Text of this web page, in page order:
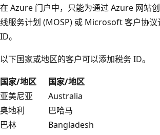
在 Azure 门户中，只能为通过 Azure 网站
线服务计划 (MOSP) 或 Microsoft 客户协议
ID。
以下国家或地区的客户可以添加税务 ID。
国家/地区
国家/地区
亚美尼亚
Australia
奥地利
巴哈马
巴林
Bangladesh